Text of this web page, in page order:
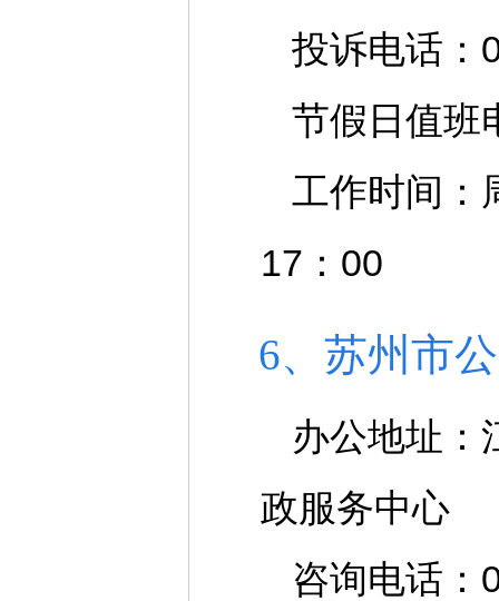
投诉电话：
节假日值班
工作时间：
17：00
6、苏州市
办公地址：
政服务中心
咨询电话：